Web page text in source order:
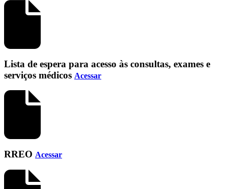
Lista de espera para acesso às consultas, exames e
serviços médicos Acessar
RREO Acessar